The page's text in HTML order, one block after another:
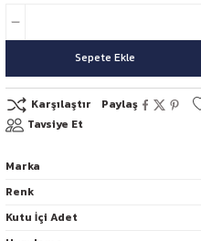
Sepete Ekle
Karşılaştır Paylaş
Tavsiye Et
Marka
Renk
Kutu İçi Adet